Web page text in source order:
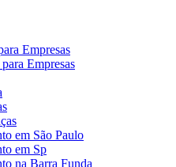
Empresas
Empresas
em São Paulo
em Sp
na Barra Funda